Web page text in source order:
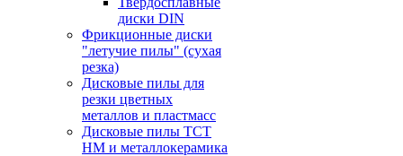
диски DIN
Фрикционные диски
"летучие пилы" (сухая
резка)
Дисковые пилы для
резки цветных
металлов и пластмасс
Дисковые пилы ТСТ
НМ и металлокерамика